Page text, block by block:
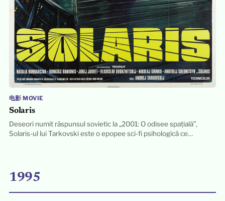
电影 MOVIE
Solaris
Deseori numit răspunsul sovietic la „2001: O odisee spațială”,
Solaris-ul lui Tarkovski este o epopee sci-fi psihologică ce…
1995